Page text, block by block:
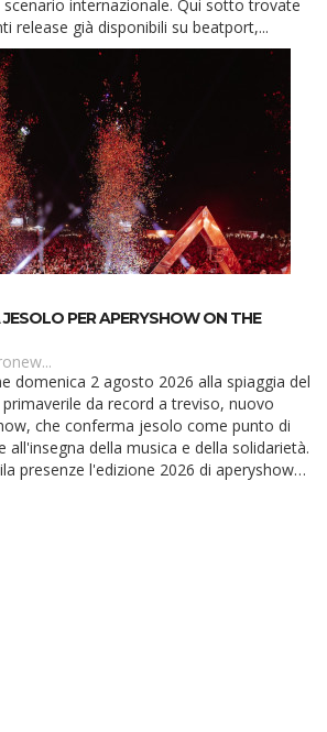
internazionale. Qui sotto trovate
release già disponibili su beatport,...
PER APERYSHOW ON THE
domenica 2 agosto 2026 alla spiaggia del
da record a treviso, nuovo
che conferma jesolo come punto di
della musica e della solidarietà.